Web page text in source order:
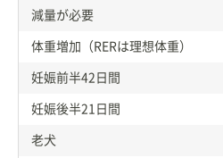
減量が必要
体重増加（RERは理想体重）
妊娠前半42日間
妊娠後半21日間
老犬